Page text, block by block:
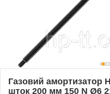
Газовий амортизатор
шток 200 мм 150 N Ø6